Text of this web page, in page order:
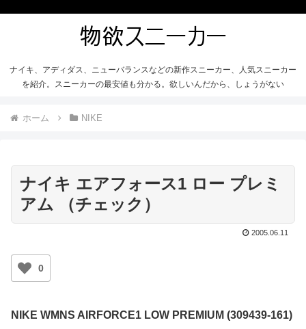
ナイキ、アディダス、ニューバランスなどの新作スニーカー、人気スニーカー
を紹介。スニーカーの最安値も分かる。欲しいんだから、しょうがない
ホーム NIKE
ナイキ エアフォース1 ロー プレミ
アム （チェック）
2005.06.11
0
NIKE WMNS AIRFORCE1 LOW PREMIUM (309439-161)